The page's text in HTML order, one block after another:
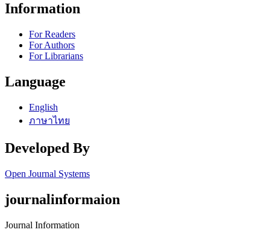
Information
For Readers
For Authors
For Librarians
Language
English
ภาษาไทย
Developed By
Open Journal Systems
journalinformaion
Journal Information